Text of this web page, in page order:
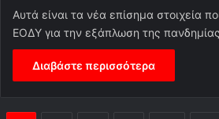
Αυτά είναι τα νέα επίσημα στοιχεία
ΕΟΔΥ για την εξάπλωση της
Διαβάστε περισσότερα